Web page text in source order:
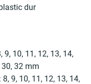
dur
9, 10, 11, 12, 13, 14,
30, 32 mm
9, 10, 11, 12, 13, 14,